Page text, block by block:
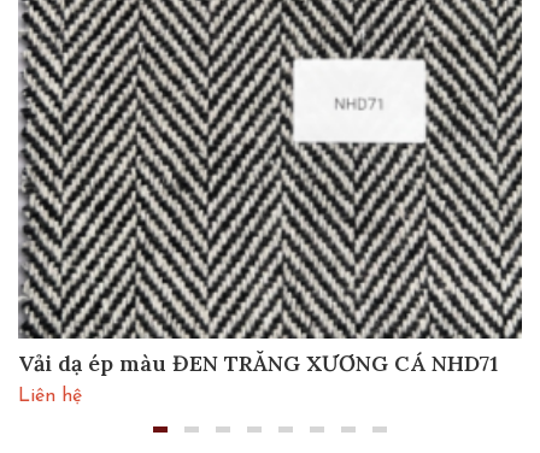
Vải dạ ép màu ĐEN TRẮNG XƯƠNG CÁ NHD71
Liên hệ